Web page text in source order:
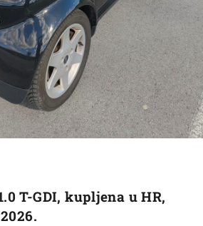
T-GDI, kupljena u HR,